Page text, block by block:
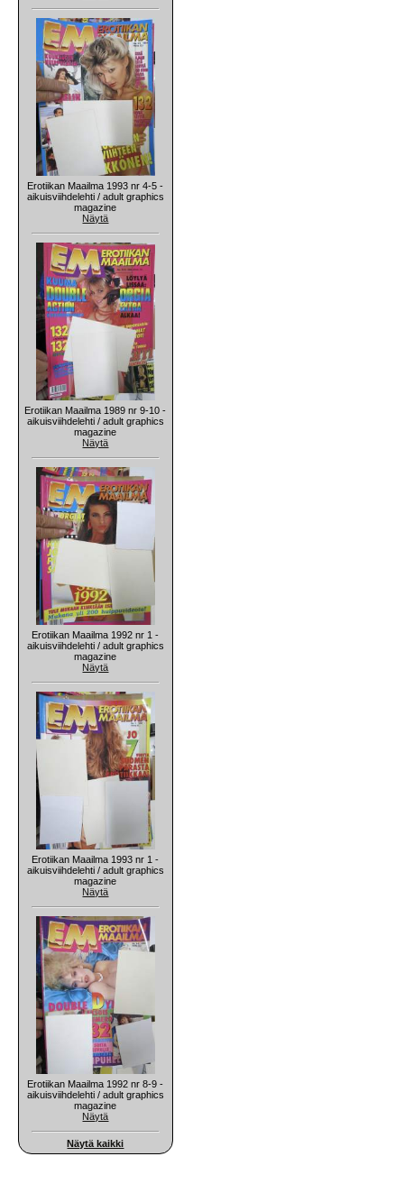
Erotiikan Maailma 1993 nr 4-5 -
aikuisviihdelehti / adult graphics
magazine
Näytä
Erotiikan Maailma 1989 nr 9-10 -
aikuisviihdelehti / adult graphics
magazine
Näytä
Erotiikan Maailma 1992 nr 1 -
aikuisviihdelehti / adult graphics
magazine
Näytä
Erotiikan Maailma 1993 nr 1 -
aikuisviihdelehti / adult graphics
magazine
Näytä
Erotiikan Maailma 1992 nr 8-9 -
aikuisviihdelehti / adult graphics
magazine
Näytä
Näytä kaikki